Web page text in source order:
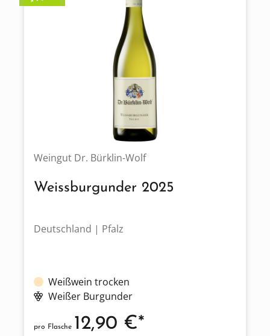
Weingut Dr. Bürklin-Wolf
Weissburgunder 2025
Deutschland | Pfalz
Weißwein trocken
Weißer Burgunder
pro Flasche 12,90 €*